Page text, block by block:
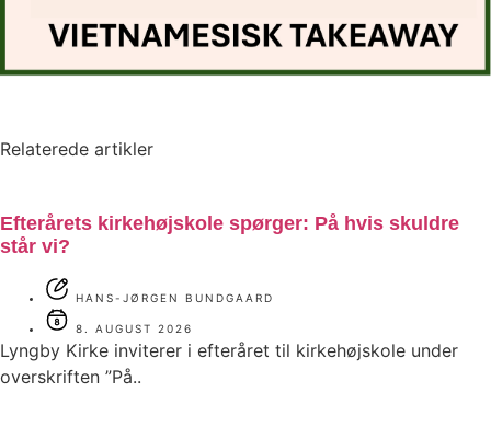
Relaterede artikler
Efterårets kirkehøjskole spørger: På hvis skuldre
står vi?
HANS-JØRGEN BUNDGAARD
8. AUGUST 2026
Lyngby Kirke inviterer i efteråret til kirkehøjskole under
overskriften ”På..